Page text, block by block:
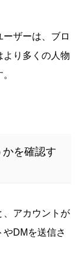
ザーは、ブロ
より多くの人物
を確認す
、アカウントが
DMを送信さ